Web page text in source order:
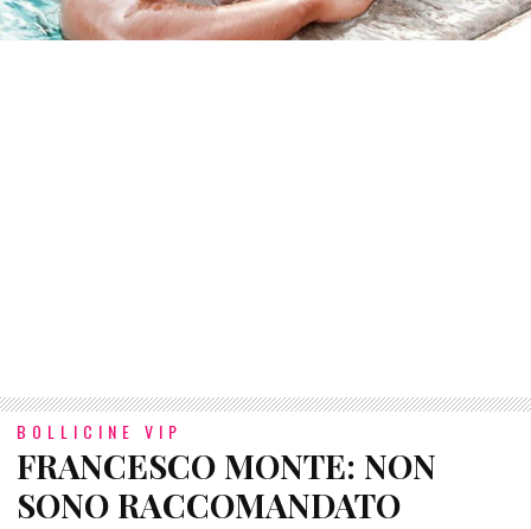
BOLLICINE VIP
FRANCESCO MONTE: NON
SONO RACCOMANDATO